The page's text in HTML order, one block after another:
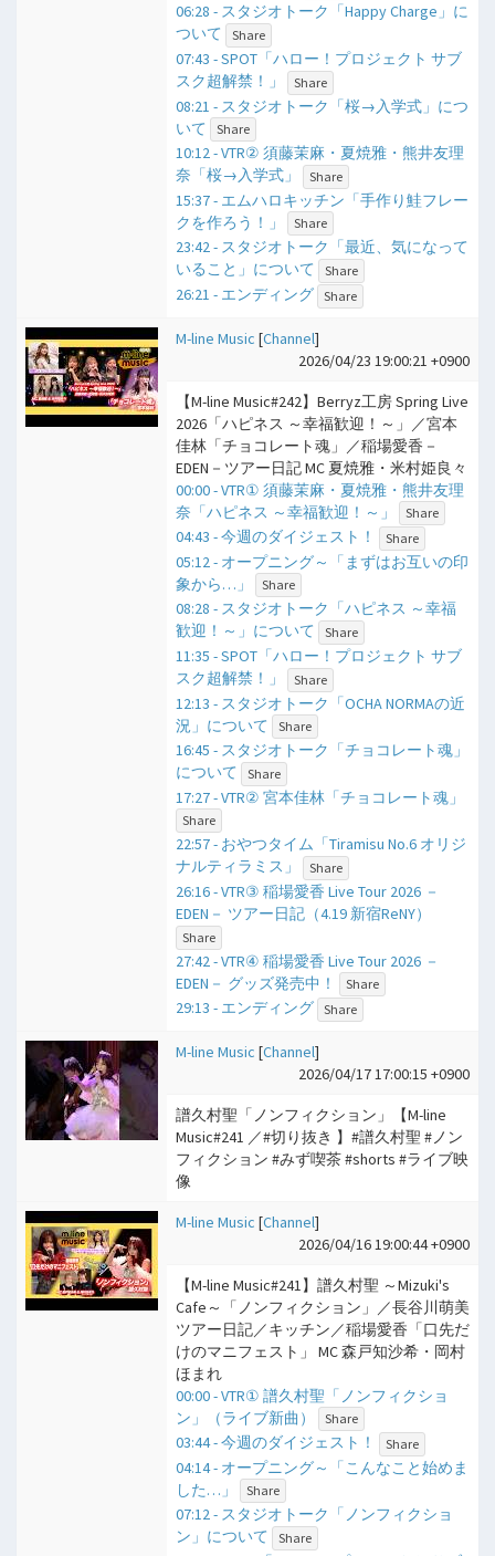
06:28 - スタジオトーク「Happy Charge」に
ついて
Share
07:43 - SPOT「ハロー！プロジェクト サブ
スク超解禁！」
Share
08:21 - スタジオトーク「桜→入学式」につ
いて
Share
10:12 - VTR② 須藤茉麻・夏焼雅・熊井友理
奈「桜→入学式」
Share
15:37 - エムハロキッチン「手作り鮭フレー
クを作ろう！」
Share
23:42 - スタジオトーク「最近、気になって
いること」について
Share
26:21 - エンディング Share
M-line Music [Channel]
2026/04/23 19:00:21 +0900
【M-line Music#242】Berryz工房 Spring Live
2026「ハピネス ～幸福歓迎！～」／宮本
佳林「チョコレート魂」／稲場愛香－
EDEN－ツアー日記 MC 夏焼雅・米村姫良々
00:00 - VTR① 須藤茉麻・夏焼雅・熊井友理
奈「ハピネス ～幸福歓迎！～」
Share
04:43 - 今週のダイジェスト！ Share
05:12 - オープニング～「まずはお互いの印
象から…」
Share
08:28 - スタジオトーク「ハピネス ～幸福
歓迎！～」について
Share
11:35 - SPOT「ハロー！プロジェクト サブ
スク超解禁！」
Share
12:13 - スタジオトーク「OCHA NORMAの近
況」について
Share
16:45 - スタジオトーク「チョコレート魂」
について
Share
17:27 - VTR② 宮本佳林「チョコレート魂」
Share
22:57 - おやつタイム「Tiramisu No.6 オリジ
ナルティラミス」
Share
26:16 - VTR③ 稲場愛香 Live Tour 2026 －
EDEN－ ツアー日記（4.19 新宿ReNY）
Share
27:42 - VTR④ 稲場愛香 Live Tour 2026 －
EDEN－ グッズ発売中！
Share
29:13 - エンディング Share
M-line Music [Channel]
2026/04/17 17:00:15 +0900
譜久村聖「ノンフィクション」【M-line
Music#241 ／#切り抜き 】#譜久村聖 #ノン
フィクション #みず喫茶 #shorts #ライブ映
像
M-line Music [Channel]
2026/04/16 19:00:44 +0900
【M-line Music#241】譜久村聖 ～Mizuki's
Cafe～「ノンフィクション」／長谷川萌美
ツアー日記／キッチン／稲場愛香「口先だ
けのマニフェスト」 MC 森戸知沙希・岡村
ほまれ
00:00 - VTR① 譜久村聖「ノンフィクショ
ン」（ライブ新曲）
Share
03:44 - 今週のダイジェスト！ Share
04:14 - オープニング～「こんなこと始めま
した…」
Share
07:12 - スタジオトーク「ノンフィクショ
ン」について
Share